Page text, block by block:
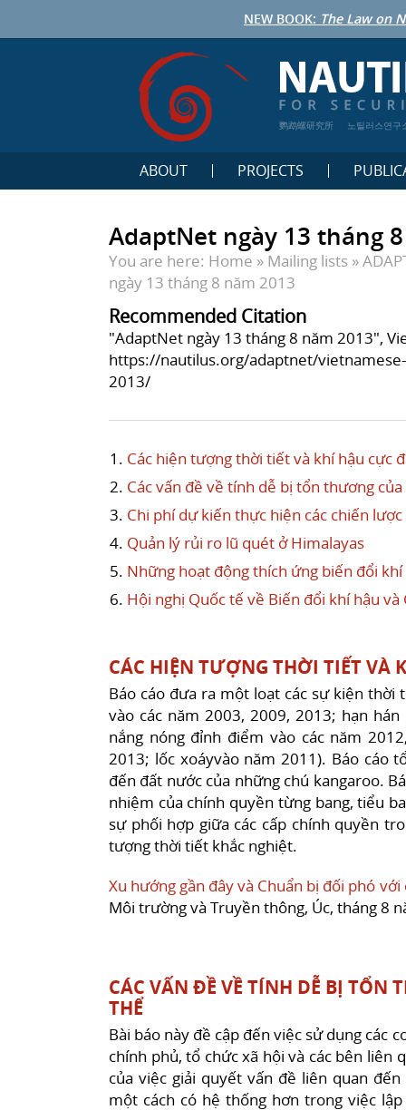
NEW BOOK: The Law on
鹦鹉螺研究所 노틸러스연구
ABOUT PROJECTS
AdaptNet ngày 13 tháng
You are here: Home » Mailing lists »
ngày 13 tháng 8 năm 2013
Recommended Citation
"AdaptNet ngày 13 tháng 8 năm 2013",
https://nautilus.org/adaptnet/
2013/
Các hiện tượng thời tiết và khí hậu cực
Các vấn đề về tính dễ bị tổn thương
Chi phí dự kiến thực hiện các chiến
Quản lý rủi ro lũ quét ở Himalayas
Những hoạt động thích ứng biến đổi
Hội nghị Quốc tế về Biến đổi khí hậu và
CÁC HIỆN TƯỢNG THỜI TIẾT VÀ
Báo cáo đưa ra một loạt các sự kiện thời
vào các năm 2003, 2009, 2013; hạn
nắng nóng đỉnh điểm vào các năm
2013; lốc xoáyvào năm 2011). Báo cáo
đến đất nước của những chú kangaroo.
nhiệm của chính quyền từng bang, tiểu
sự phối hợp giữa các cấp chính quyền
tượng thời tiết khắc nghiệt.
Xu hướng gần đây và Chuẩn bị đối phó
Môi trường và Truyền thông, Úc, tháng 8
CÁC VẤN ĐỀ VỀ TÍNH DỄ BỊ TỔN
THỂ
Bài báo này đề cập đến việc sử dụng các
chính phủ, tổ chức xã hội và các bên liên
của việc giải quyết vấn đề liên quan
một cách có hệ thống hơn trong việc